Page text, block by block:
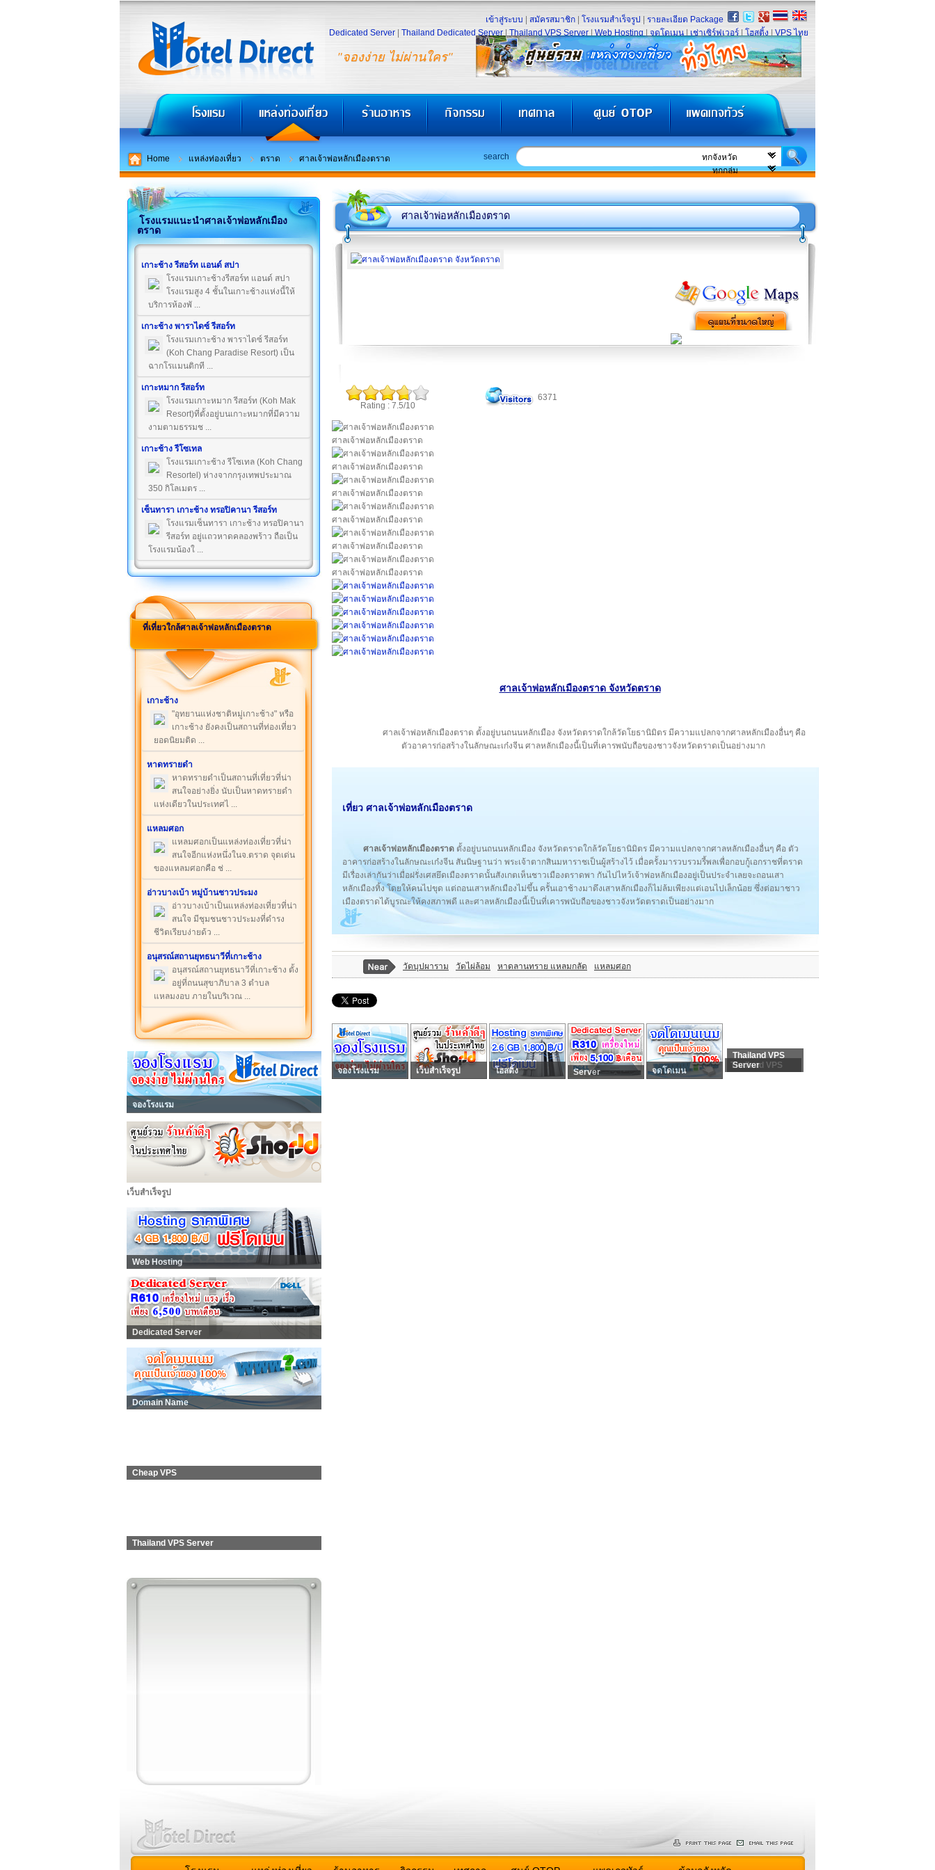
"จองง่าย ไม่ผ่านใคร"
เข้าสู่ระบบ สมัครสมาชิก โรงแรมสำเร็จรูป
รายละเอียด Package
Dedicated Server
Thailand Dedicated Server Thailand VPS Server Web Hosting จดโดเมน เช่าเซิร์ฟเวอร์ โฮสติ้ง VPS ไทย
Home แหล่งท่องเที่ยว ตราด ศาลเจ้าพ่อหลักเมืองตราด search
โรงแรมแนะนำศาลเจ้าพ่อหลักเมือง
ตราด
เกาะช้าง รีสอร์ท แอนด์ สปา
โรงแรมเกาะช้างรีสอร์ท แอนด์ สปา
โรงแรมสูง 4 ชั้นในเกาะช้างแห่งนี้ให้
บริการห้องพั ...
เกาะช้าง พาราไดซ์ รีสอร์ท
โรงแรมเกาะช้าง พาราไดซ์ รีสอร์ท
(Koh Chang Paradise Resort) เป็น
ฉากโรแมนติกที ...
เกาะหมาก รีสอร์ท
โรงแรมเกาะหมาก รีสอร์ท (Koh Mak
Resort)ที่ตั้งอยู่บนเกาะหมากที่มีความ
งามตามธรรมช ...
เกาะช้าง รีโซเทล
โรงแรมเกาะช้าง รีโซเทล (Koh Chang
Resortel) ห่างจากกรุงเทพประมาณ
350 กิโลเมตร ...
เซ็นทารา เกาะช้าง ทรอปิคานา รีสอร์ท
โรงแรมเซ็นทารา เกาะช้าง ทรอปิคานา
รีสอร์ท อยู่แถวหาดคลองพร้าว ถือเป็น
โรงแรมน้องใ ...
ที่เที่ยวใกล้ศาลเจ้าพ่อหลักเมืองตราด
เกาะช้าง
"อุทยานแห่งชาติหมู่เกาะช้าง" หรือ
เกาะช้าง ยังคงเป็นสถานที่ท่องเที่ยว
ยอดนิยมติด ...
หาดทรายดำ
หาดทรายดำเป็นสถานที่เที่ยวที่น่า
สนใจอย่างยิ่ง นับเป็นหาดทรายดำ
แห่งเดียวในประเทศไ ...
แหลมศอก
แหลมศอกเป็นแหล่งท่องเที่ยวที่น่า
สนใจอีกแห่งหนึ่งในจ.ตราด จุดเด่น
ของแหลมศอกคือ ช่ ...
อ่าวบางเบ้า หมู่บ้านชาวประมง
อ่าวบางเบ้าเป็นแหล่งท่องเที่ยวที่น่า
สนใจ มีชุมชนชาวประมงที่ดำรง
ชีวิตเรียบง่ายด้ว ...
อนุสรณ์สถานยุทธนาวีที่เกาะช้าง
อนุสรณ์สถานยุทธนาวีที่เกาะช้าง ตั้ง
อยู่ที่ถนนสุขาภิบาล 3 ตำบล
แหลมงอบ ภายในบริเวณ ...
จองโรงแรม
เว็บสำเร็จรูป
Web Hosting
Dedicated Server
Domain Name
Cheap VPS
Thailand VPS Server
ศาลเจ้าพ่อหลักเมืองตราด
Rating : 7.5/10
6371
ศาลเจ้าพ่อหลักเมืองตราด
ศาลเจ้าพ่อหลักเมืองตราด
ศาลเจ้าพ่อหลักเมืองตราด
ศาลเจ้าพ่อหลักเมืองตราด
ศาลเจ้าพ่อหลักเมืองตราด
ศาลเจ้าพ่อหลักเมืองตราด
ศาลเจ้าพ่อหลักเมืองตราด จังหวัดตราด
ศาลเจ้าพ่อหลักเมืองตราด ตั้งอยู่บนถนนหลักเมือง จังหวัดตราดใกล้วัดโยธานิมิตร มีความแปลกจากศาลหลักเมืองอื่นๆ คือ
ตัวอาคารก่อสร้างในลักษณะเก๋งจีน ศาลหลักเมืองนี้เป็นที่เคารพนับถือของชาวจังหวัดตราดเป็นอย่างมาก
เที่ยว ศาลเจ้าพ่อหลักเมืองตราด
ศาลเจ้าพ่อหลักเมืองตราด ตั้งอยู่บนถนนหลักเมือง จังหวัดตราดใกล้วัดโยธานิมิตร มีความแปลกจากศาลหลักเมืองอื่นๆ คือ ตัว
อาคารก่อสร้างในลักษณะเก๋งจีน สันนิษฐานว่า พระเจ้าตากสินมหาราชเป็นผู้สร้างไว้ เมื่อครั้งมารวบรวมรี้พลเพื่อกอบกู้เอกราชที่ตราด
มีเรื่องเล่ากันว่าเมื่อฝรั่งเศสยึดเมืองตราดนั้นสังเกตเห็นชาวเมืองตราดพา กันไปไหว้เจ้าพ่อหลักเมืองอยู่เป็นประจําเลยจะถอนเสา
หลักเมืองทิ้ง โดยให้คนไปขุด แต่ถอนเสาหลักเมืองไม่ขึ้น ครั้นเอาช้างมาดึงเสาหลักเมืองก็ไม่ล้มเพียงแต่เอนไปเล็กน้อย ซึ่งต่อมาชาว
เมืองตราดได้บูรณะให้คงสภาพดี และศาลหลักเมืองนี้เป็นที่เคารพนับถือของชาวจังหวัดตราดเป็นอย่างมาก
วัดบุปผาราม วัดไผ่ล้อม หาดลานทราย แหลมกลัด แหลมศอก
จองโรงแรม เว็บสำเร็จรูป โฮสติ้ง Server จดโดเมน
Thailand VPS
Thailand VPS
Server